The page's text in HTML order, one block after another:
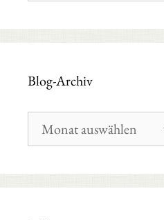
Blog-Archiv
Archiv